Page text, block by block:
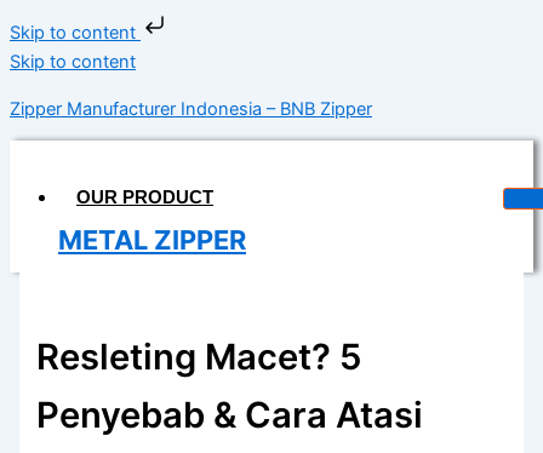
Skip to content
Skip to content
Zipper Manufacturer Indonesia – BNB Zipper
OUR PRODUCT
METAL ZIPPER
COIL ZIPPER
INVISIBLE ZIPPER
WATERPROOF ZIPPER
Resleting Macet? 5
Penyebab & Cara Atasi